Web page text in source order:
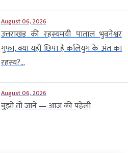
August 06, 2026
उत्तराखंड की रहस्यमयी पाताल भुवनेश्वर
गुफा, क्या यहीं छिपा है कलियुग के अंत का
रहस्य?...
August 06, 2026
बुझो तो जाने — आज की पहेली